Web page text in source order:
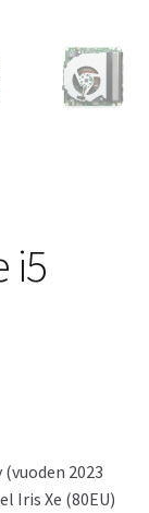
i5
2023
Iris Xe (80EU)